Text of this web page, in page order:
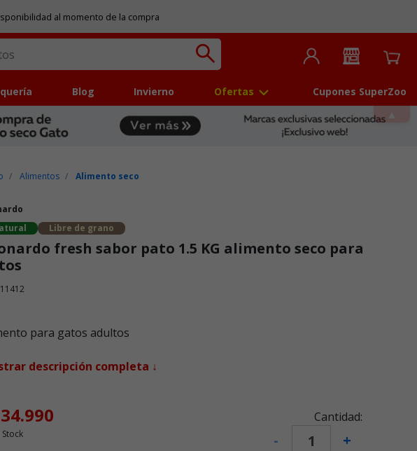
al momento de la compra
Blog Invierno Ofertas Cupones SuperZoo
Alimentos Alimento seco
Libre de grano
fresh sabor pato 1.5 KG alimento seco para
para gatos adultos
descripción completa ↓
Cantidad:
- +
Stock